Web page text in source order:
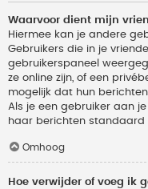
Waarvoor dient mijn
Hiermee kan je andere
Gebruikers die in je
gebruikerspaneel
ze online zijn, of een
mogelijk dat hun
Als je een gebruiker aan
haar berichten standaard
Omhoog
Hoe verwijder of voeg ik